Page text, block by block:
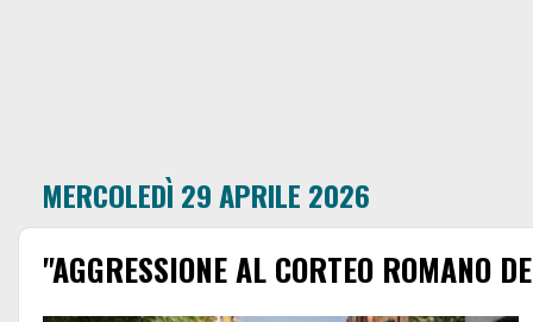
MERCOLEDÌ 29 APRILE 2026
"AGGRESSIONE AL CORTEO ROMANO